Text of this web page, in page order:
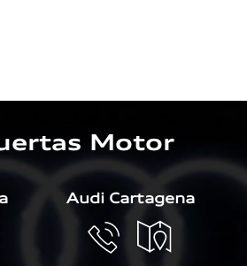
Motor
Audi Cartagena